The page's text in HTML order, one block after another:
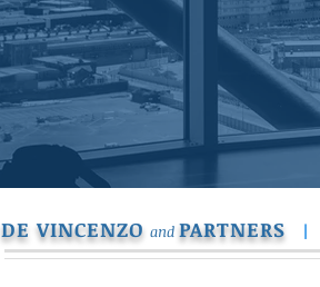
DE VINCENZO and PARTNERS |